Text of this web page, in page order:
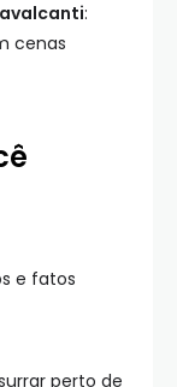
:
cenas
e fatos
perto de